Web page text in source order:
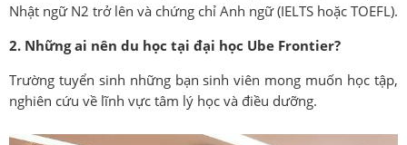
Nhật ngữ N2 trở lên và chứng chỉ Anh ngữ (IELTS hoặc TOEFL).
2. Những ai nên du học tại đại học Ube Frontier?
Trường tuyển sinh những bạn sinh viên mong muốn học tập,
nghiên cứu về lĩnh vực tâm lý học và điều dưỡng.